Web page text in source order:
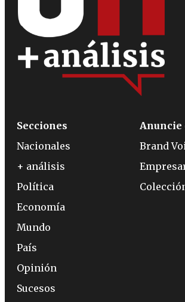
Secciones
Nacionales
+ análisis
Política
Economía
Mundo
País
Opinión
Sucesos
Anuncie
Brand